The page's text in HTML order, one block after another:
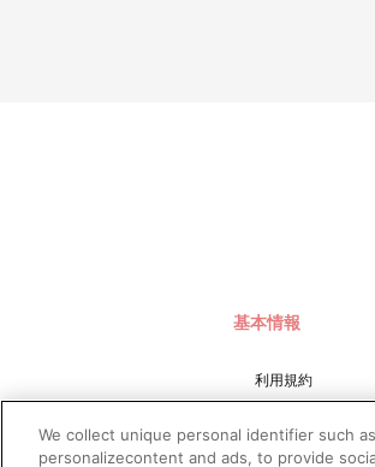
※配送地域や決済方法、天候の状況等に
※配送地域は日本国内に限らせていただ
(4)「配送情報」の「変更する」ボタンよ
その際、別途、転送料金が発生する場合
※ご登録住所を変更いただいても、配送
【本商品に関するお問い合わせ】
基本情報
利用規約
プライバシーポリ
We collect unique personal identifier such
personalizecontent and ads, to provide